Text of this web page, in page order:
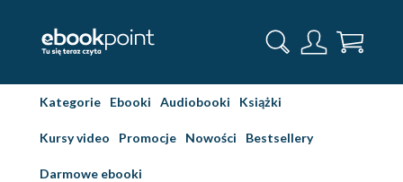
Kategorie Ebooki Audiobooki Książki
Kursy video Promocje Nowości Bestsellery
Darmowe ebooki